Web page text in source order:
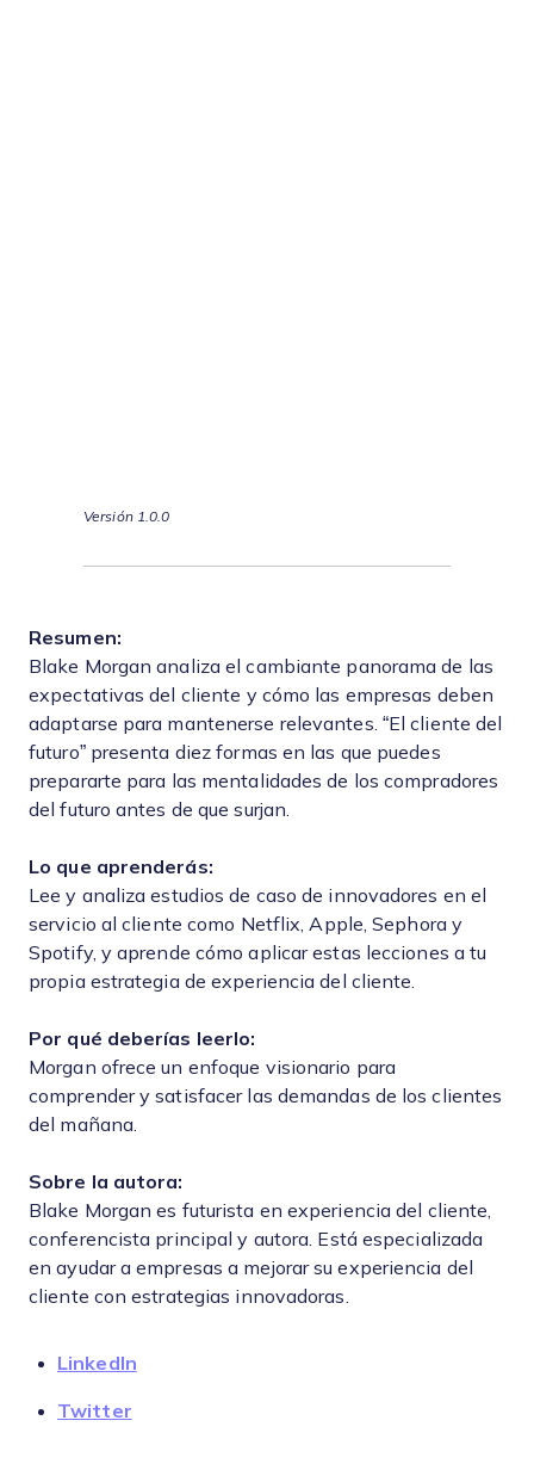
Versión 1.0.0
Resumen:
Blake Morgan analiza el cambiante panorama de las
expectativas del cliente y cómo las empresas deben
adaptarse para mantenerse relevantes. “El cliente del
futuro” presenta diez formas en las que puedes
prepararte para las mentalidades de los compradores
del futuro antes de que surjan.
Lo que aprenderás:
Lee y analiza estudios de caso de innovadores en el
servicio al cliente como Netflix, Apple, Sephora y
Spotify, y aprende cómo aplicar estas lecciones a tu
propia estrategia de experiencia del cliente.
Por qué deberías leerlo:
Morgan ofrece un enfoque visionario para
comprender y satisfacer las demandas de los clientes
del mañana.
Sobre la autora:
Blake Morgan es futurista en experiencia del cliente,
conferencista principal y autora. Está especializada
en ayudar a empresas a mejorar su experiencia del
cliente con estrategias innovadoras.
LinkedIn
Twitter